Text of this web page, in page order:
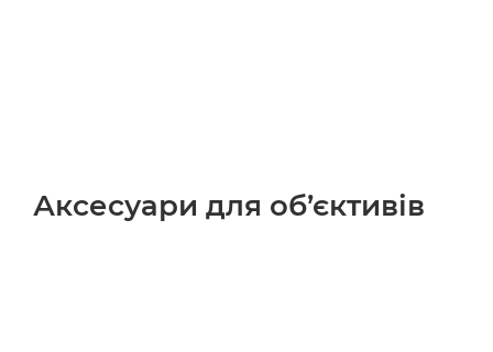
Аксесуари для об’єктивів